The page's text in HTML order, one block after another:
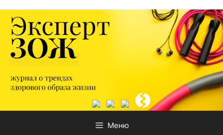
содержимому
Меню